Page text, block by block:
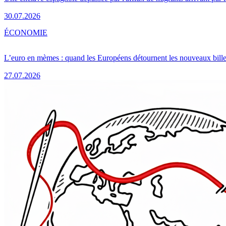
30.07.2026
L’euro en mèmes : quand les Européens détournent les nouveaux
27.07.2026
ÉCONOMIE